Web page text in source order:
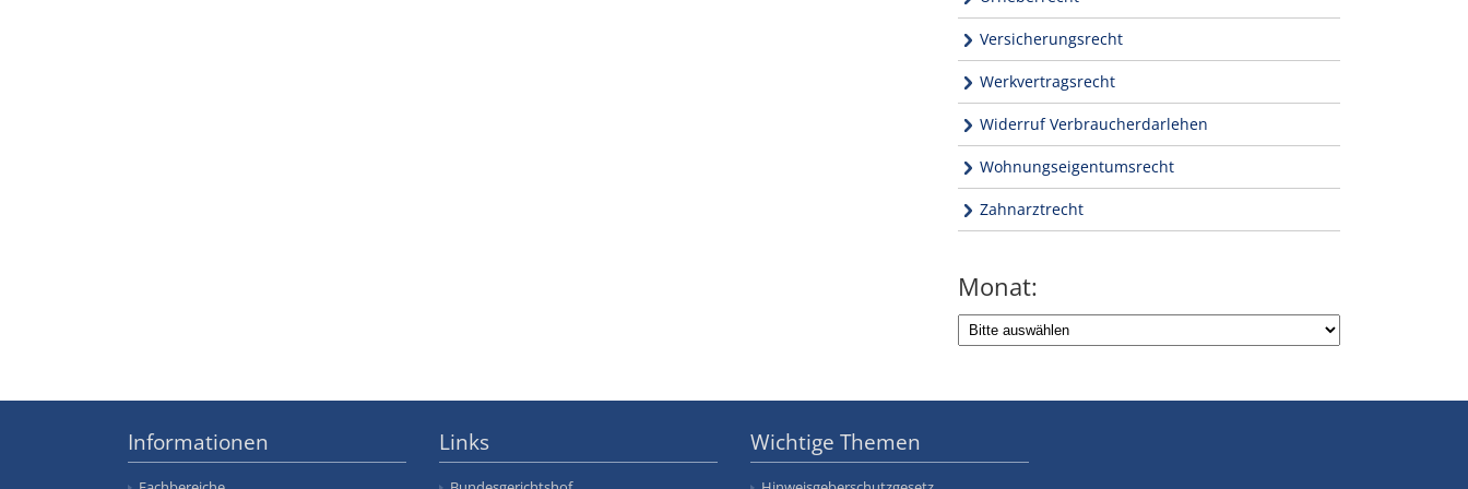
Versicherungsrecht
Werkvertragsrecht
Widerruf Verbraucherdarlehen
Wohnungseigentumsrecht
Zahnarztrecht
Monat:
Informationen Links Wichtige Themen